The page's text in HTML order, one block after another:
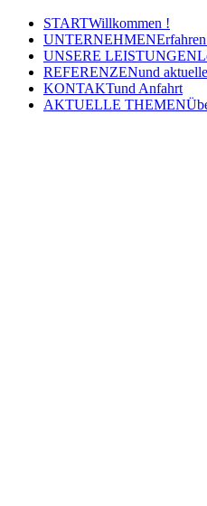
STARTWillkommen !
UNTERNEHMEN
UNSERE LEISTUNGEN
REFERENZENund
KONTAKTund Anfahrt
AKTUELLE THEMEN